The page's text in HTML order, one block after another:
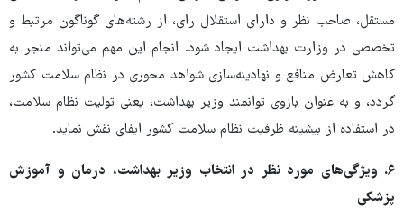
مستقل، صاحب نظر و دارای استقلال رای، از رشته‌های گوناگون مرتبط و
تخصصی در وزارت بهداشت ایجاد شود. انجام این مهم می‌تواند منجر به
کاهش تعارض منافع و نهادینه‌سازی شواهد محوری در نظام سلامت کشور
گردد، و به عنوان بازوی توانمند وزیر بهداشت، یعنی تولیت نظام سلامت،
در استفاده از بیشینه ظرفیت نظام سلامت کشور ایفای نقش نماید.
۶. ویژگی‌های مورد نظر در انتخاب وزیر بهداشت، درمان و آموزش
پزشکی